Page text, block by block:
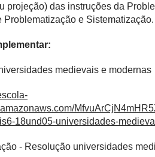
projeção) das instruções da
Problematização e Sistematização.
medievais e modernas
18und05-universidades-
- Resolução universidades